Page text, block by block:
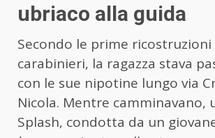
ubriaco alla guida
Secondo le prime ricostruzioni
carabinieri, la ragazza stava
con le sue nipotine lungo via
Nicola. Mentre camminavano,
Splash, condotta da un